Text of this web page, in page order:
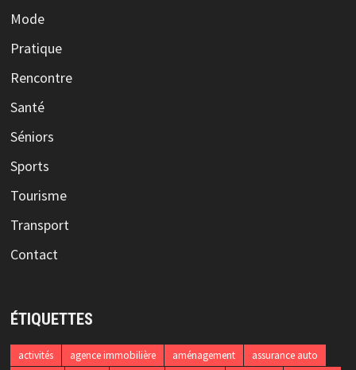
Mode
Pratique
Rencontre
Santé
Séniors
Sports
Tourisme
Transport
Contact
ÉTIQUETTES
activités agence immobilière aménagement
assurance auto